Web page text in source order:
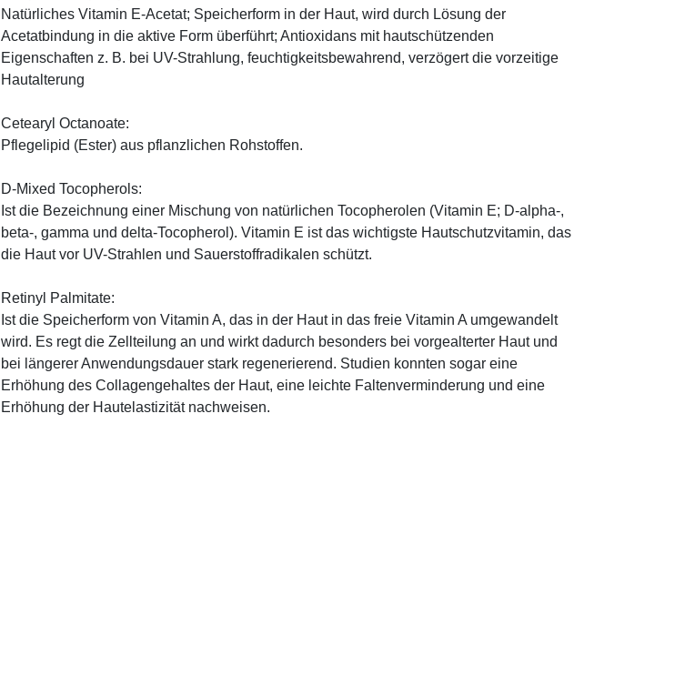
Natürliches Vitamin E-Acetat; Speicherform in der Haut, wird durch Lösung der
Acetatbindung in die aktive Form überführt; Antioxidans mit hautschützenden
Eigenschaften z. B. bei UV-Strahlung, feuchtigkeitsbewahrend, verzögert die vorzeitige
Hautalterung
Cetearyl Octanoate:
Pflegelipid (Ester) aus pflanzlichen Rohstoffen.
D-Mixed Tocopherols:
Ist die Bezeichnung einer Mischung von natürlichen Tocopherolen (Vitamin E; D-alpha-,
beta-, gamma und delta-Tocopherol). Vitamin E ist das wichtigste Hautschutzvitamin, das
die Haut vor UV-Strahlen und Sauerstoffradikalen schützt.
Retinyl Palmitate:
Ist die Speicherform von Vitamin A, das in der Haut in das freie Vitamin A umgewandelt
wird. Es regt die Zellteilung an und wirkt dadurch besonders bei vorgealterter Haut und
bei längerer Anwendungsdauer stark regenerierend. Studien konnten sogar eine
Erhöhung des Collagengehaltes der Haut, eine leichte Faltenverminderung und eine
Erhöhung der Hautelastizität nachweisen.